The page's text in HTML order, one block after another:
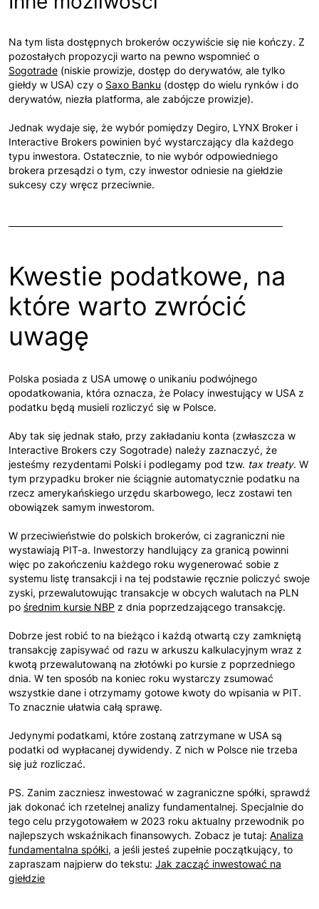
Na tym lista dostępnych brokerów oczywiście się nie kończy. Z
pozostałych propozycji warto na pewno wspomnieć o
Sogotrade (niskie prowizje, dostęp do derywatów, ale tylko
giełdy w USA) czy o Saxo Banku (dostęp do wielu rynków i do
derywatów, niezła platforma, ale zabójcze prowizje).
Jednak wydaje się, że wybór pomiędzy Degiro, LYNX Broker i
Interactive Brokers powinien być wystarczający dla każdego
typu inwestora. Ostatecznie, to nie wybór odpowiedniego
brokera przesądzi o tym, czy inwestor odniesie na giełdzie
sukcesy czy wręcz przeciwnie.
Kwestie podatkowe, na
które warto zwrócić
uwagę
Polska posiada z USA umowę o unikaniu podwójnego
opodatkowania, która oznacza, że Polacy inwestujący w USA z
podatku będą musieli rozliczyć się w Polsce.
Aby tak się jednak stało, przy zakładaniu konta (zwłaszcza w
Interactive Brokers czy Sogotrade) należy zaznaczyć, że
jesteśmy rezydentami Polski i podlegamy pod tzw. tax treaty. W
tym przypadku broker nie ściągnie automatycznie podatku na
rzecz amerykańskiego urzędu skarbowego, lecz zostawi ten
obowiązek samym inwestorom.
W przeciwieństwie do polskich brokerów, ci zagraniczni nie
wystawiają PIT-a. Inwestorzy handlujący za granicą powinni
więc po zakończeniu każdego roku wygenerować sobie z
systemu listę transakcji i na tej podstawie ręcznie policzyć swoje
zyski, przewalutowując transakcje w obcych walutach na PLN
po średnim kursie NBP z dnia poprzedzającego transakcję.
Dobrze jest robić to na bieżąco i każdą otwartą czy zamkniętą
transakcję zapisywać od razu w arkuszu kalkulacyjnym wraz z
kwotą przewalutowaną na złotówki po kursie z poprzedniego
dnia. W ten sposób na koniec roku wystarczy zsumować
wszystkie dane i otrzymamy gotowe kwoty do wpisania w PIT.
To znacznie ułatwia całą sprawę.
Jedynymi podatkami, które zostaną zatrzymane w USA są
podatki od wypłacanej dywidendy. Z nich w Polsce nie trzeba
się już rozliczać.
PS. Zanim zaczniesz inwestować w zagraniczne spółki, sprawdź
jak dokonać ich rzetelnej analizy fundamentalnej. Specjalnie do
tego celu przygotowałem w 2023 roku aktualny przewodnik po
najlepszych wskaźnikach finansowych. Zobacz je tutaj: Analiza
fundamentalna spółki, a jeśli jesteś zupełnie początkujący, to
zapraszam najpierw do tekstu: Jak zacząć inwestować na
giełdzie